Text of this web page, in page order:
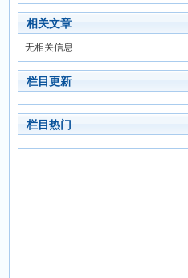
相关文章
无相关信息
栏目更新
栏目热门